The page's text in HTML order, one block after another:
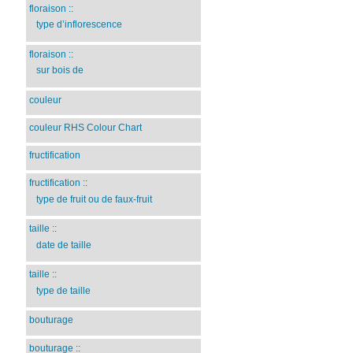
floraison ::
type d’inflorescence
floraison ::
sur bois de
couleur
couleur RHS Colour Chart
fructification
fructification ::
type de fruit ou de faux-fruit
taille ::
date de taille
taille ::
type de taille
bouturage
bouturage ::